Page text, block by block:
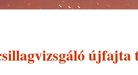
újfajta